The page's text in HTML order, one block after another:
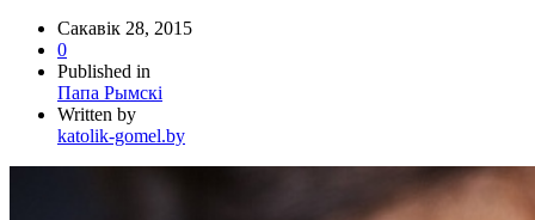
Сакавік 28, 2015
0
Published in
Папа Рымскі
Written by
katolik-gomel.by